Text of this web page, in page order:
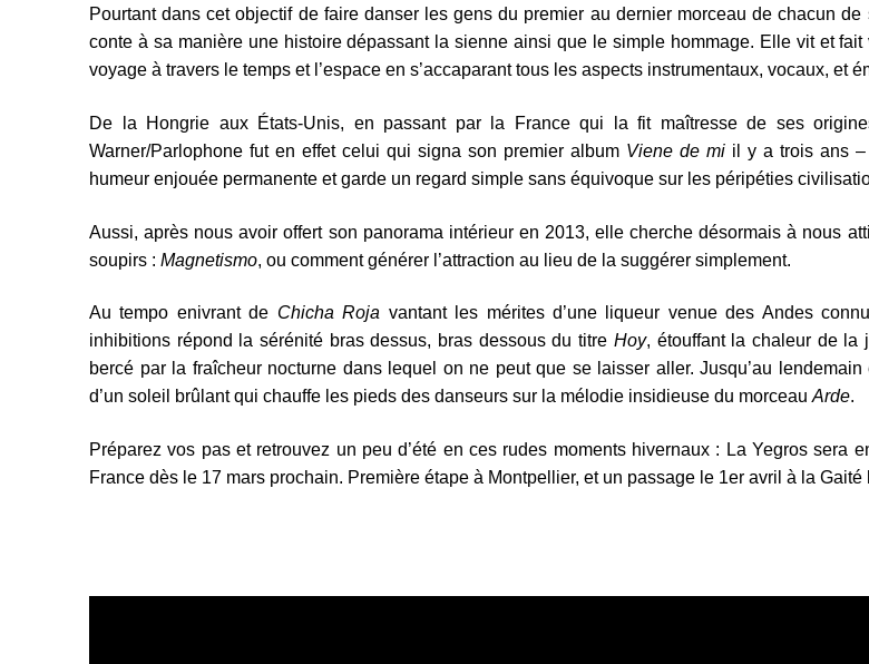
Pourtant dans cet objectif de faire danser les gens du premier au dernier morceau de chacun de
conte à sa manière une histoire dépassant la sienne ainsi que le simple hommage. Elle vit et
voyage à travers le temps et l’espace en s’accaparant tous les aspects instrumentaux, vocaux, et
De la Hongrie aux États-Unis, en passant par la France qui la fit maîtresse de ses
Warner/Parlophone fut en effet celui qui signa son premier album Viene de mi il y a trois ans
humeur enjouée permanente et garde un regard simple sans équivoque sur les péripéties
Aussi, après nous avoir offert son panorama intérieur en 2013, elle cherche désormais à nous
soupirs : Magnetismo, ou comment générer l’attraction au lieu de la suggérer simplement.
Au tempo enivrant de Chicha Roja vantant les mérites d’une liqueur venue des Andes
inhibitions répond la sérénité bras dessus, bras dessous du titre Hoy, étouffant la chaleur de la
bercé par la fraîcheur nocturne dans lequel on ne peut que se laisser aller. Jusqu’au
d’un soleil brûlant qui chauffe les pieds des danseurs sur la mélodie insidieuse du morceau Arde.
Préparez vos pas et retrouvez un peu d’été en ces rudes moments hivernaux : La Yegros sera
France dès le 17 mars prochain. Première étape à Montpellier, et un passage le 1er avril à la Gaité